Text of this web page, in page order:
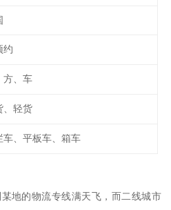
约
方、车
、轻货
车、平板车、箱车
地的物流专线满天飞，而二线城市